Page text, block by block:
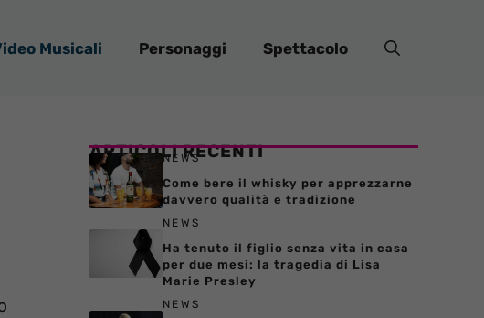
Musicali Personaggi Spettacolo
ARTICOLI RECENTI
NEWS
Come bere il whisky per apprezzarne
davvero qualità e tradizione
NEWS
Ha tenuto il figlio senza vita in casa
per due mesi: la tragedia di Lisa
Marie Presley
NEWS